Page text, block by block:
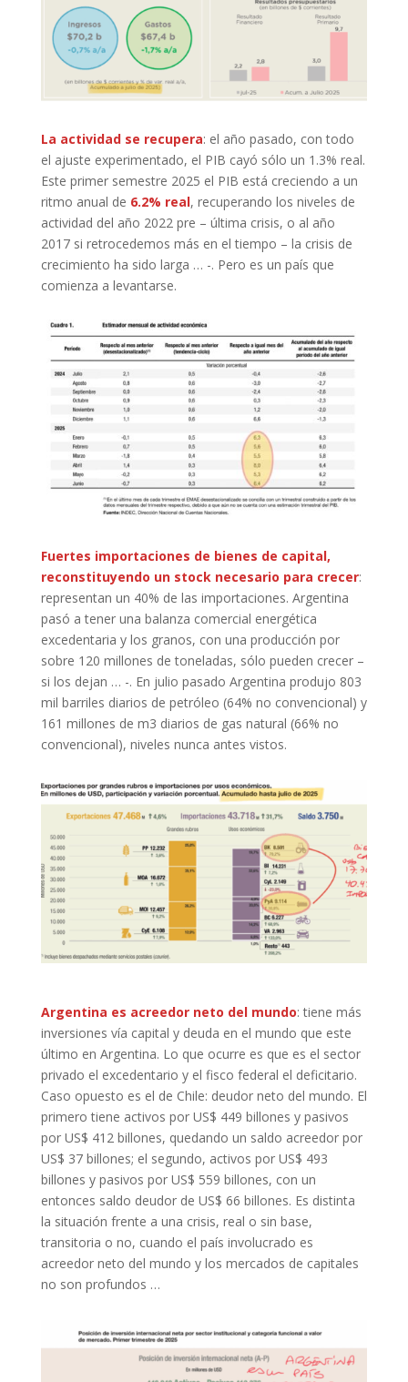
La actividad se recupera: el año pasado, con todo
el ajuste experimentado, el PIB cayó sólo un 1.3% real.
Este primer semestre 2025 el PIB está creciendo a un
ritmo anual de 6.2% real, recuperando los niveles de
actividad del año 2022 pre – última crisis, o al año
2017 si retrocedemos más en el tiempo – la crisis de
crecimiento ha sido larga … -. Pero es un país que
comienza a levantarse.
Fuertes importaciones de bienes de capital,
reconstituyendo un stock necesario para crecer:
representan un 40% de las importaciones. Argentina
pasó a tener una balanza comercial energética
excedentaria y los granos, con una producción por
sobre 120 millones de toneladas, sólo pueden crecer –
si los dejan … -. En julio pasado Argentina produjo 803
mil barriles diarios de petróleo (64% no convencional) y
161 millones de m3 diarios de gas natural (66% no
convencional), niveles nunca antes vistos.
Argentina es acreedor neto del mundo: tiene más
inversiones vía capital y deuda en el mundo que este
último en Argentina. Lo que ocurre es que es el sector
privado el excedentario y el fisco federal el deficitario.
Caso opuesto es el de Chile: deudor neto del mundo. El
primero tiene activos por US$ 449 billones y pasivos
por US$ 412 billones, quedando un saldo acreedor por
US$ 37 billones; el segundo, activos por US$ 493
billones y pasivos por US$ 559 billones, con un
entonces saldo deudor de US$ 66 billones. Es distinta
la situación frente a una crisis, real o sin base,
transitoria o no, cuando el país involucrado es
acreedor neto del mundo y los mercados de capitales
no son profundos …